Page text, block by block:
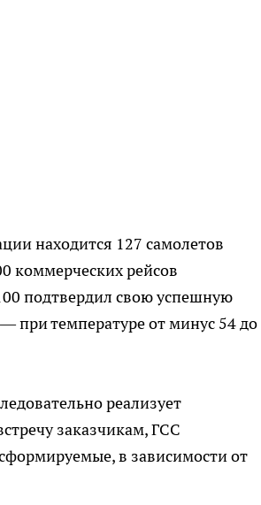
находится 127 самолетов
коммерческих рейсов
подтвердил свою успешную
при температуре от минус 54 до
реализует
заказчикам, ГСС
в зависимости от